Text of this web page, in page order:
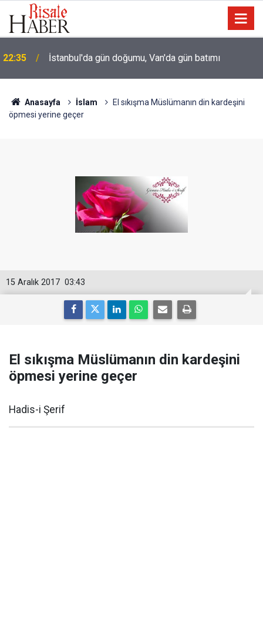
22:35 İstanbul'da gün doğumu, Van'da gün batımı
21:00
İmam Hatip öğrencisi: Hocamız Abdülmecid Nursi'yi
üstü çamurlu gördüğümde irkildim
Anasayfa İslam
El sıkışma Müslümanın din kardeşini
öpmesi yerine geçer
03:43
15 Aralık 2017
El sıkışma Müslümanın din kardeşini
öpmesi yerine geçer
Hadis-i Şerif